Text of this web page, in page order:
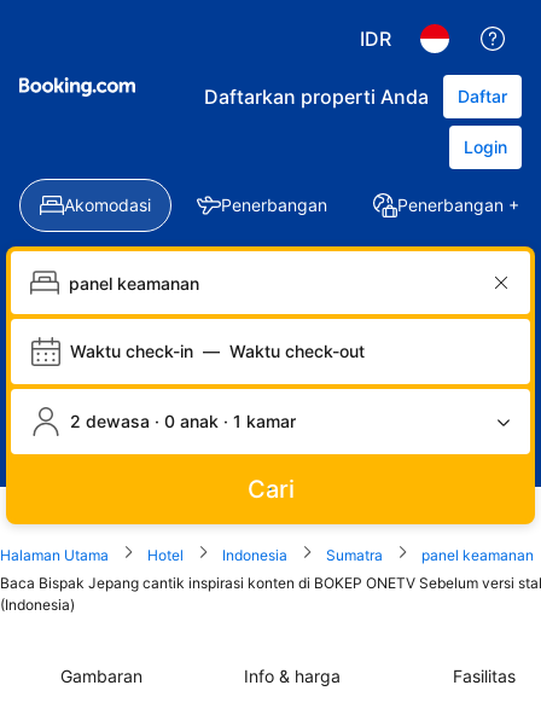
IDR
Daftarkan properti Anda Daftar
Login
Akomodasi Penerbangan Penerbangan +
Waktu check-in — Waktu check-out
2 dewasa · 0 anak · 1 kamar
Cari
Halaman Utama Hotel Indonesia Sumatra
panel keamanan
Baca Bispak Jepang cantik inspirasi konten di BOKEP ONETV Sebelum versi
(Indonesia)
Gambaran Info & harga Fasilitas